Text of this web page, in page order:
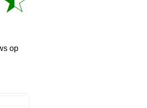
op